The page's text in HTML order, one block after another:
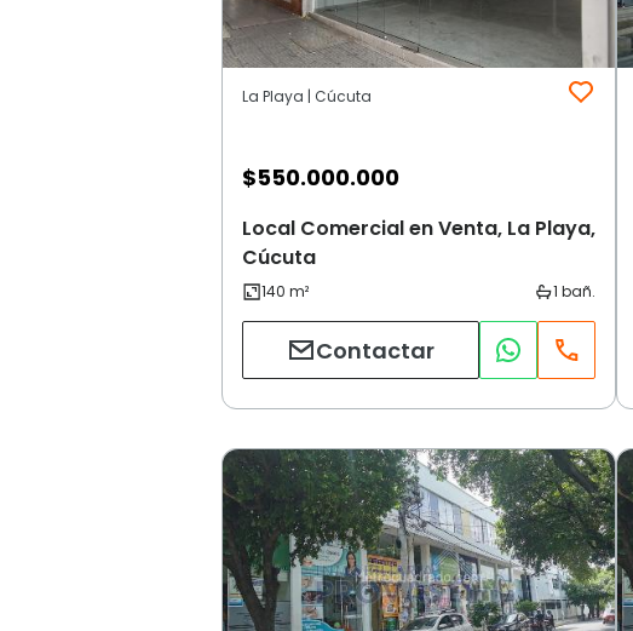
La Playa | Cúcuta
$550.000.000
Local Comercial en Venta, La Playa,
Cúcuta
Contactar